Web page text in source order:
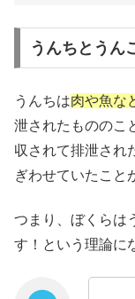
うんちとうん
うんちは肉や魚な
泄されたもののこ
収されて排泄され
ぎわせていたこと
つまり、ぼくらは
す！という理論に